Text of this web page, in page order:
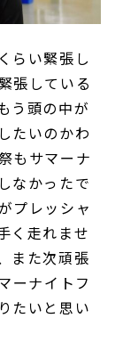
らい緊張し
張している
う頭の中が
たいのかわ
もサマーナ
なかったで
プレッシャ
く走れませ
また次頑張
ーナイトフ
たいと思い